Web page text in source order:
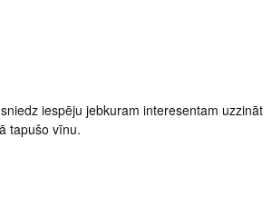
iespēju jebkuram interesentam uzzināt
tapušo vīnu.